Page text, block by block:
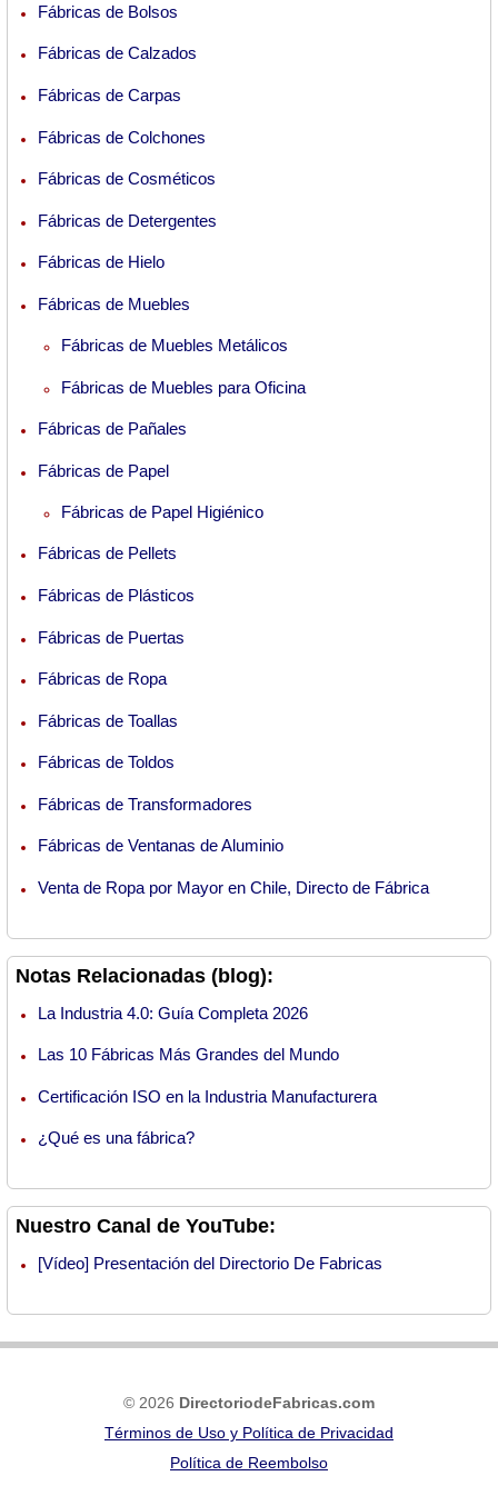
Fábricas de Bolsos
Fábricas de Calzados
Fábricas de Carpas
Fábricas de Colchones
Fábricas de Cosméticos
Fábricas de Detergentes
Fábricas de Hielo
Fábricas de Muebles
Fábricas de Muebles Metálicos
Fábricas de Muebles para Oficina
Fábricas de Pañales
Fábricas de Papel
Fábricas de Papel Higiénico
Fábricas de Pellets
Fábricas de Plásticos
Fábricas de Puertas
Fábricas de Ropa
Fábricas de Toallas
Fábricas de Toldos
Fábricas de Transformadores
Fábricas de Ventanas de Aluminio
Venta de Ropa por Mayor en Chile, Directo de Fábrica
Notas Relacionadas (blog):
La Industria 4.0: Guía Completa 2026
Las 10 Fábricas Más Grandes del Mundo
Certificación ISO en la Industria Manufacturera
¿Qué es una fábrica?
Nuestro Canal de YouTube:
[Vídeo] Presentación del Directorio De Fabricas
© 2026 DirectoriodeFabricas.com
Términos de Uso y Política de Privacidad
Política de Reembolso